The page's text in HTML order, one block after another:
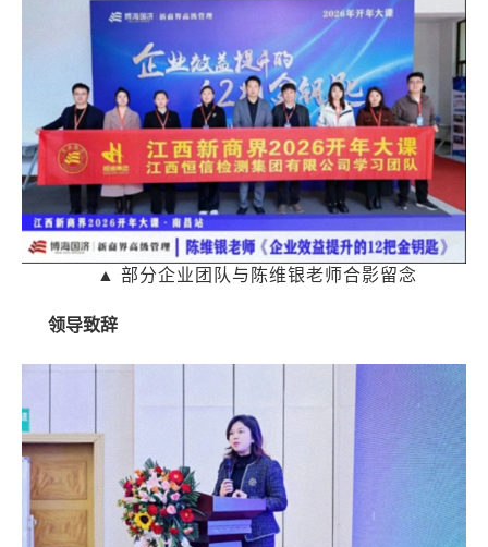
▲ 部分企业团队与陈维银老师合影留念
领导致辞